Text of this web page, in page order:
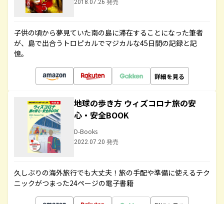
2018.07.26 発売
子供の頃から夢見ていた南の島に滞在することになった筆者
が、島で出合うトロピカルでマジカルな45日間の記録と記
憶。
詳細を見る
地球の歩き方 ウィズコロナ旅の安
心・安全BOOK
D-Books
2022.07.20 発売
久しぶりの海外旅行でも大丈夫！旅の手配や準備に使えるテク
ニックがつまった24ページの電子書籍